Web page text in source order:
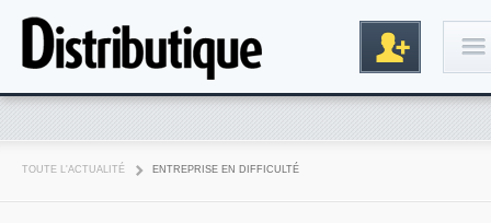
TOUTE L'ACTUALITÉ ENTREPRISE EN DIFFICULTÉ